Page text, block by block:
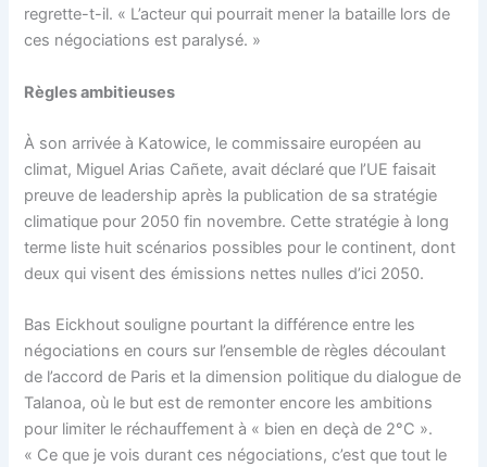
regrette-t-il. « L’acteur qui pourrait mener la bataille lors de
ces négociations est paralysé. »
Règles ambitieuses
À son arrivée à Katowice, le commissaire européen au
climat, Miguel Arias Cañete, avait déclaré que l’UE faisait
preuve de leadership après la publication de sa stratégie
climatique pour 2050 fin novembre. Cette stratégie à long
terme liste huit scénarios possibles pour le continent, dont
deux qui visent des émissions nettes nulles d’ici 2050.
Bas Eickhout souligne pourtant la différence entre les
négociations en cours sur l’ensemble de règles découlant
de l’accord de Paris et la dimension politique du dialogue de
Talanoa, où le but est de remonter encore les ambitions
pour limiter le réchauffement à « bien en deçà de 2°C ».
« Ce que je vois durant ces négociations, c’est que tout le